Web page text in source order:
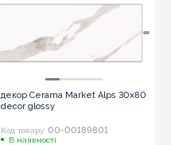
декор Cerama Market Alps 30х80
decor glossy
Код товару: 00-00189801
В наявності